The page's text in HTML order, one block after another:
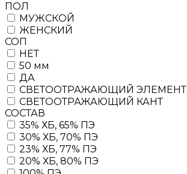
ПОЛ
МУЖСКОЙ
ЖЕНСКИЙ
СОП
НЕТ
50 мм
ДА
СВЕТООТРАЖАЮЩИЙ ЭЛЕМЕНТ
СВЕТООТРАЖАЮЩИЙ КАНТ
СОСТАВ
35% ХБ, 65% ПЭ
30% ХБ, 70% ПЭ
23% ХБ, 77% ПЭ
20% ХБ, 80% ПЭ